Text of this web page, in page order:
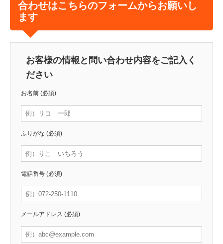
合わせはこちらのフォームからお願いし
ます
お客様の情報と問い合わせ内容をご記入く
ださい
お名前 (必須)
ふりがな (必須)
電話番号 (必須)
メールアドレス (必須)